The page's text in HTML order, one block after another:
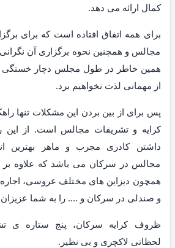
کمال ارائه می دهد.
برای همه اتفاق افتاده است که برای
مجالس و همچنین نحوه برگزاری آن
همین خاطر در طول مجلس دچار خستگی
از مهمانی لذت نخواهیم برد.
پس برای از بین بردن این مشکلات تنها
کرایه و تشریفات مجالس است. از این
داشتن کادری مجرب و ماهر بهترین
مجالس در سرکان می باشد که علاوه بر
همچون دیزاین های مختلف عروسی، اجاره
و صندلی در سرکان و …. را به شما عزیزان
ظروف کرایه سرکان، پنج ستاره ی
لحظاتی لاکچری و بی نظیر.